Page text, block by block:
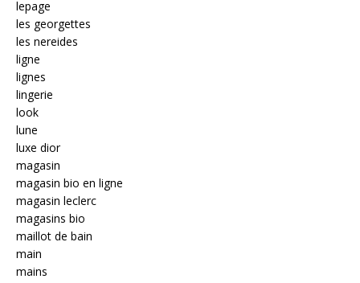
lepage
les georgettes
les nereides
ligne
lignes
lingerie
look
lune
luxe dior
magasin
magasin bio en ligne
magasin leclerc
magasins bio
maillot de bain
main
mains